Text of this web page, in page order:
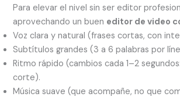
Para elevar el nivel sin ser editor
aprovechando un buen editor de video
Voz clara y natural (frases cortas, con
Subtítulos grandes (3 a 6 palabras por
Ritmo rápido (cambios cada 1–2
corte).
Música suave (que acompañe, no que